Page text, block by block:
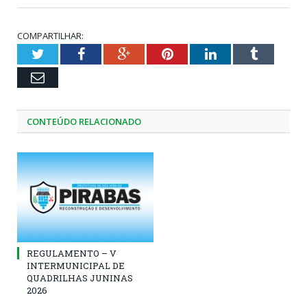
COMPARTILHAR:
TwitterFacebookGoogle+PinterestLinkedInTumblr
Email
CONTEÚDO RELACIONADO
REGULAMENTO – V
INTERMUNICIPAL DE
QUADRILHAS JUNINAS
2026